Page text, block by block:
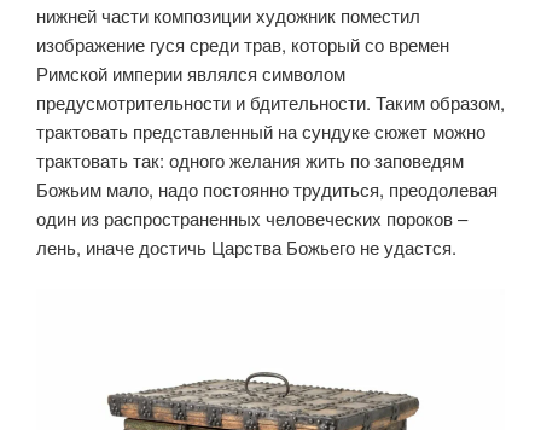
нижней части композиции художник поместил
изображение гуся среди трав, который со времен
Римской империи являлся символом
предусмотрительности и бдительности. Таким образом,
трактовать представленный на сундуке сюжет можно
трактовать так: одного желания жить по заповедям
Божьим мало, надо постоянно трудиться, преодолевая
один из распространенных человеческих пороков –
лень, иначе достичь Царства Божьего не удастся.